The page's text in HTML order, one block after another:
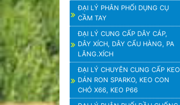
ĐẠI LÝ PHÂN PHỐI DỤNG CỤ
CẦM TAY
ĐẠI LÝ CUNG CẤP DÂY CÁP,
DÂY XÍCH, DÂY CẨU HÀNG, PA
LĂNG.XÍCH
ĐẠI LÝ CHUYÊN CUNG CẤP KEO
DÁN RON SPARKO, KEO CON
CHÓ X66, KEO P66